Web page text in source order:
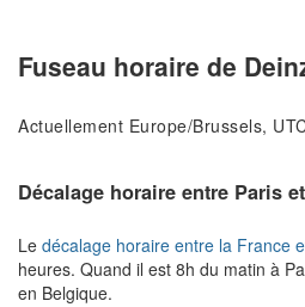
Fuseau horaire de
Actuellement Europe/Brussels,
Décalage horaire entre Paris
Le décalage horaire entre la France
heures. Quand il est 8h du matin à
en Belgique.